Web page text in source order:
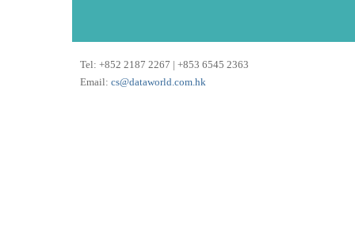
Tel: +852 2187 2267 | +853 6545 2363
Email: cs@dataworld.com.hk